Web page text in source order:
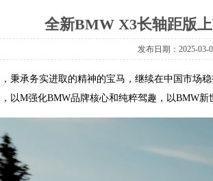
全新BMW X3长轴距版
发布日期：2025-
秉承务实进取的精神的宝马，继续在中国市场
以M强化BMW品牌核心和纯粹驾趣，以BMW新